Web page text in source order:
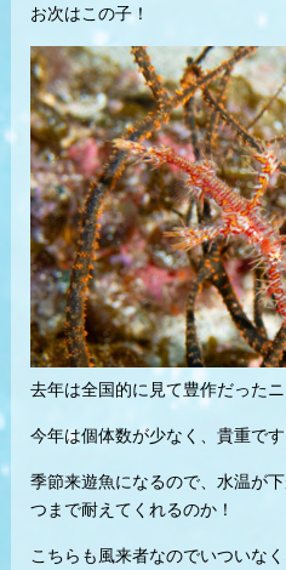
お次はこの子！
去年は全国的に見て豊作だった
今年は個体数が少なく、貴重です
季節来遊魚になるので、水温が
つまで耐えてくれるのか！
こちらも風来者なのでいついな